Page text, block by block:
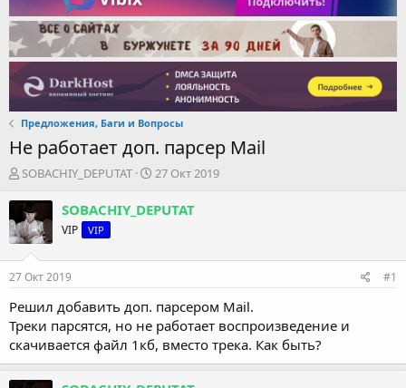
Предложения, Баги и Вопросы
Не работает доп. парсер Mail
А
т
о
р
е
ы
SOBACHIY_DEPUTAT
Д
т
л
27 Окт 2019
SOBACHIY_DEPUTAT
VIP VIP
27 Окт 2019 #1
Решил добавить доп. парсером Mail.
Треки парсятся, но не работает воспроизведение и
скачивается файл 1кб, вместо трека. Как быть?